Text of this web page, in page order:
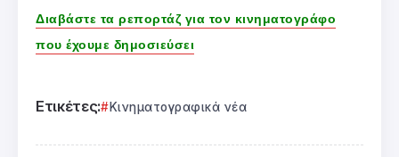
Διαβάστε τα ρεπορτάζ για τον κινηματογράφο
που έχουμε δημοσιεύσει
Ετικέτες: Κινηματογραφικά νέα